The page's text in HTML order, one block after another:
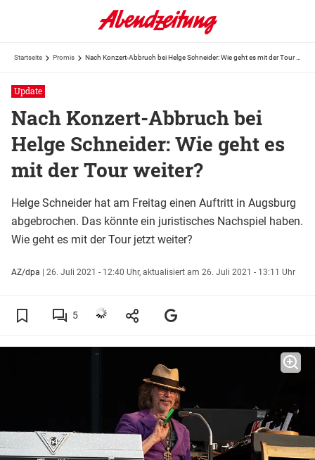
Startseite Promis
Update
Nach Konzert-Abbruch bei
Helge Schneider: Wie geht es
mit der Tour weiter?
Helge Schneider hat am Freitag einen Auftritt in Augsburg
abgebrochen. Das könnte ein juristisches Nachspiel haben.
Wie geht es mit der Tour jetzt weiter?
AZ/dpa 26. Juli 2021 - 12:40 Uhr, aktualisiert am 26. Juli 2021 - 13:11 Uhr
5